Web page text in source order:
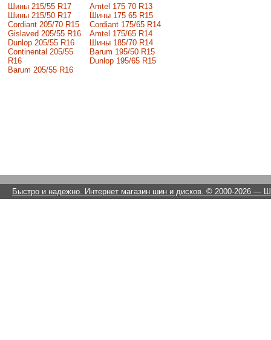
Шины 215/55 R17
Шины 215/50 R17
Сordiant 205/70 R15
Gislaved 205/55 R16
Dunlop 205/55 R16
Continental 205/55
R16
Barum 205/55 R16
Amtel 175 70 R13
Шины 175 65 R15
Cordiant 175/65 R14
Amtel 175/65 R14
Шины 185/70 R14
Barum 195/50 R15
Dunlop 195/65 R15
Быстро и надежно. Интернет магазин шин и дисков. © 2000-2026 —